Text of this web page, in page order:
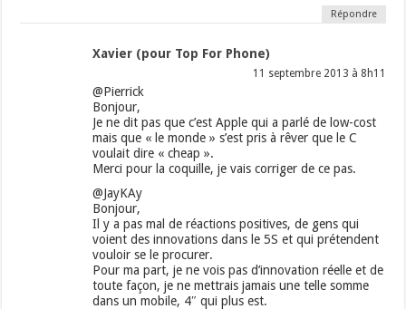
Répondre
Xavier (pour Top For Phone)
11 septembre 2013 à 8h11
@Pierrick
Bonjour,
Je ne dit pas que c’est Apple qui a parlé de low-cost
mais que « le monde » s’est pris à rêver que le C
voulait dire « cheap ».
Merci pour la coquille, je vais corriger de ce pas.
@JayKAy
Bonjour,
Il y a pas mal de réactions positives, de gens qui
voient des innovations dans le 5S et qui prétendent
vouloir se le procurer.
Pour ma part, je ne vois pas d’innovation réelle et de
toute façon, je ne mettrais jamais une telle somme
dans un mobile, 4″ qui plus est.